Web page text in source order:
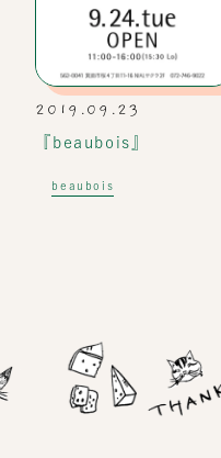
2019.09.23
『beaubois』
beaubois